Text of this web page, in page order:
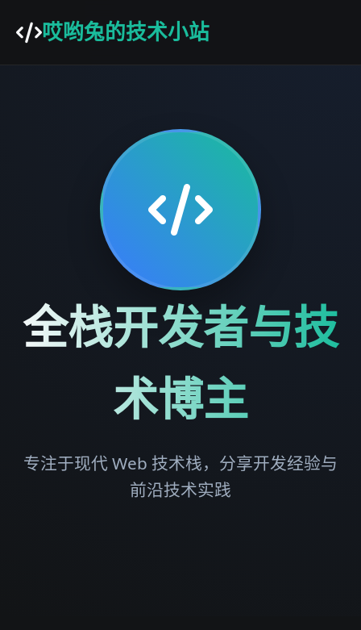
哎哟兔的技术小站
全栈开发者与技
术博主
专注于现代 Web 技术栈，分享开发经验与
前沿技术实践